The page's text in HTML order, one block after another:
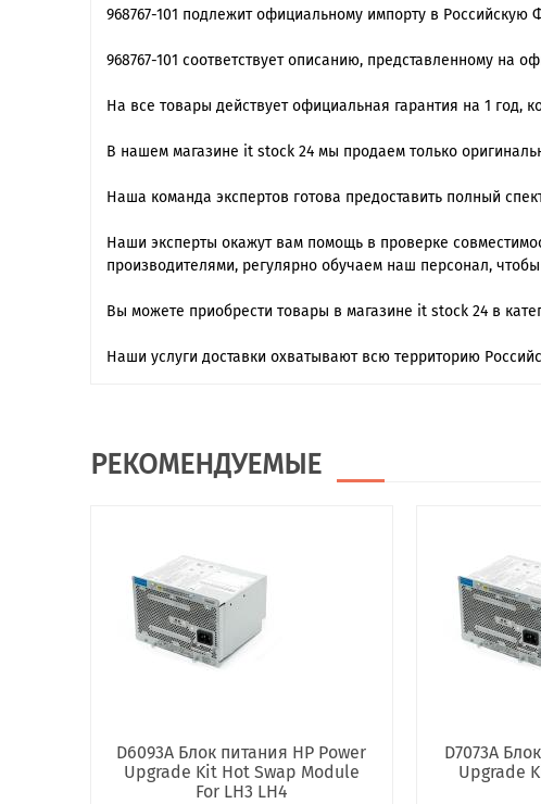
968767-101 подлежит официальному импорту в Российскую
968767-101 cоответствует описанию, представленному на
На все товары действует официальная гарантия на 1 год,
В нашем магазине it stock 24 мы продаем только
Наша команда экспертов готова предоставить полный
Наши эксперты окажут вам помощь в проверке
производителями, регулярно обучаем наш персонал,
Вы можете приобрести товары в магазине it stock 24 в
Наши услуги доставки охватывают всю территорию
РЕКОМЕНДУЕМЫЕ
D6093A Блок питания HP Power
Upgrade Kit Hot Swap Module
For LH3 LH4
D7073A
Upgrade